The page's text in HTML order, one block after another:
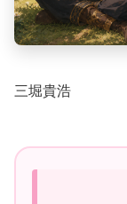
三堀貴浩